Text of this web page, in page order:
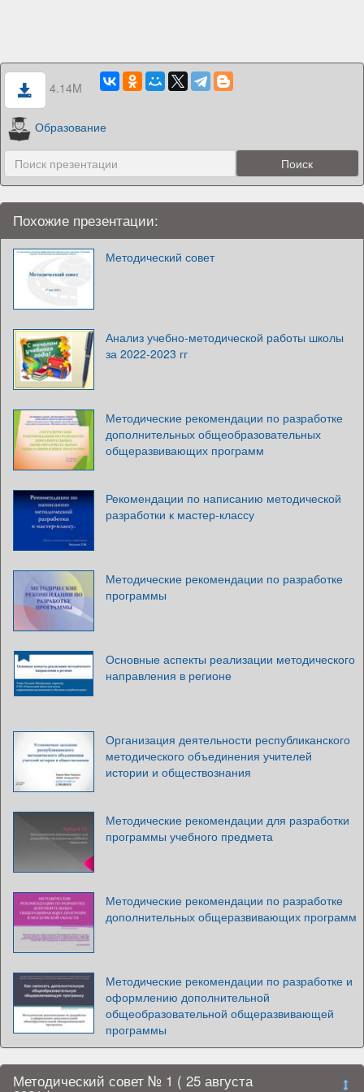
4.14M
Образование
Похожие презентации:
Методический совет
Анализ учебно-методической работы школы
за 2022-2023 гг
Методические рекомендации по разработке
дополнительных общеобразовательных
общеразвивающих программ
Рекомендации по написанию методической
разработки к мастер-классу
Методические рекомендации по разработке
программы
Основные аспекты реализации методического
направления в регионе
Организация деятельности республиканского
методического объединения учителей
истории и обществознания
Методические рекомендации для разработки
программы учебного предмета
Методические рекомендации по разработке
дополнительных общеразвивающих программ
Методические рекомендации по разработке и
оформлению дополнительной
общеобразовательной общеразвивающей
программы
Методический совет № 1 ( 25 августа